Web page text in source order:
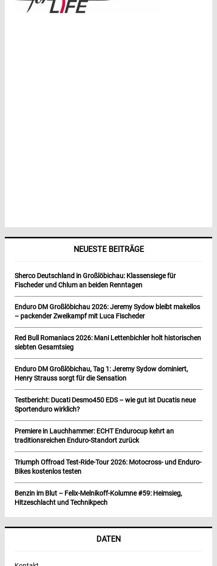
NEUESTE BEITRÄGE
Sherco Deutschland in Großlöbichau: Klassensiege für
Fischeder und Chlum an beiden Renntagen
Enduro DM Großlöbichau 2026: Jeremy Sydow bleibt makellos
– packender Zweikampf mit Luca Fischeder
Red Bull Romaniacs 2026: Mani Lettenbichler holt historischen
siebten Gesamtsieg
Enduro DM Großlöbichau, Tag 1: Jeremy Sydow dominiert,
Henry Strauss sorgt für die Sensation
Testbericht: Ducati Desmo450 EDS – wie gut ist Ducatis neue
Sportenduro wirklich?
Premiere in Lauchhammer: ECHT Endurocup kehrt an
traditionsreichen Enduro-Standort zurück
Triumph Offroad Test-Ride-Tour 2026: Motocross- und Enduro-
Bikes kostenlos testen
Benzin im Blut – Felix-Melnikoff-Kolumne #59: Heimsieg,
Hitzeschlacht und Technikpech
DATEN